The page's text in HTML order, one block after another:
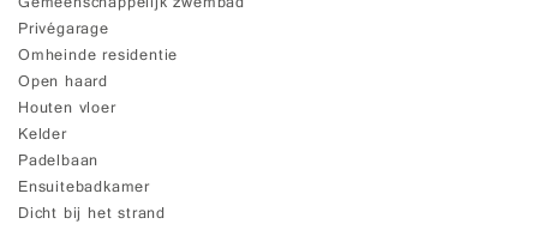
Privégarage
Omheinde residentie
Open haard
Houten vloer
Kelder
Padelbaan
Ensuitebadkamer
Dicht bij het strand